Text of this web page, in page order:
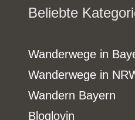
Beliebte
Wanderwege in
Wanderwege in
Wandern Bayern
Bloglovin